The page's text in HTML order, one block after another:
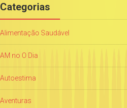
Categorias
Alimentação Saudável
AM no O Dia
Autoestima
Aventuras